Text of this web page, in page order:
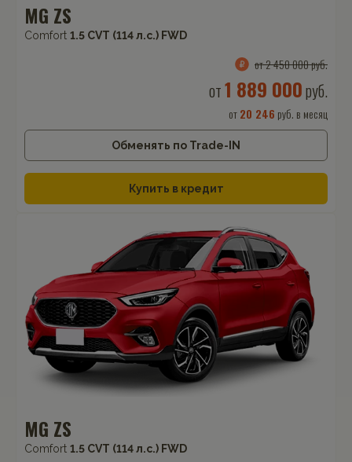
MG ZS
Comfort 1.5 CVT (114 л.с.) FWD
от 2 450 000 руб.
от1 889 000руб.
от20 246 руб. в месяц
Обменять по Trade-IN
Купить в кредит
MG ZS
Comfort 1.5 CVT (114 л.с.) FWD